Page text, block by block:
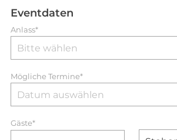
Eventdaten
Anlass*
Mögliche Termine*
Gäste*